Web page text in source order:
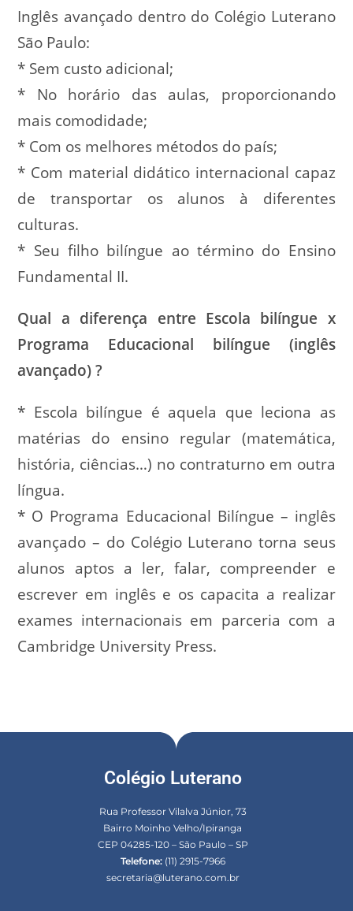
Inglês avançado dentro do Colégio Luterano
São Paulo:
* Sem custo adicional;
* No horário das aulas, proporcionando
mais comodidade;
* Com os melhores métodos do país;
* Com material didático internacional capaz
de transportar os alunos à diferentes
culturas.
* Seu filho bilíngue ao término do Ensino
Fundamental II.
Qual a diferença entre Escola bilíngue x
Programa Educacional bilíngue (inglês
avançado) ?
* Escola bilíngue é aquela que leciona as
matérias do ensino regular (matemática,
história, ciências…) no contraturno em outra
língua.
* O Programa Educacional Bilíngue – inglês
avançado – do Colégio Luterano torna seus
alunos aptos a ler, falar, compreender e
escrever em inglês e os capacita a realizar
exames internacionais em parceria com a
Cambridge University Press.
Colégio Luterano
Rua Professor Vilalva Júnior, 73
Bairro Moinho Velho/Ipiranga
CEP 04285-120 – São Paulo – SP
Telefone:(11) 2915-7966
secretaria@luterano.com.br